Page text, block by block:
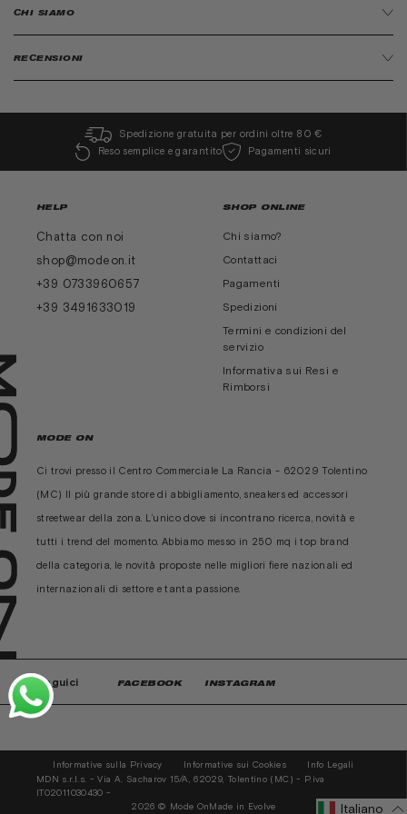
CHI SIAMO
RECENSIONI
Spedizione gratuita per ordini oltre 80 €
Reso semplice e garantito
Pagamenti sicuri
HELP
Chatta con noi
shop@modeon.it
+39 0733960657
+39 3491633019
SHOP ONLINE
Chi siamo?
Contattaci
Pagamenti
Spedizioni
Termini e condizioni del
servizio
Informativa sui Resi e
Rimborsi
MODE ON
Ci trovi presso il Centro Commerciale La Rancia - 62029 Tolentino
(MC) Il più grande store di abbigliamento, sneakers ed accessori
streetwear della zona. L’unico dove si incontrano ricerca, novità e
tutti i trend del momento. Abbiamo messo in 250 mq i top brand
della categoria, le novità proposte nelle migliori fiere nazionali ed
internazionali di settore e tanta passione.
Seguici FACEBOOK INSTAGRAM
Informative sulla Privacy Informative sui Cookies
Info Legali
MDN s.r.l.s. - Via A. Sacharov 15/A, 62029, Tolentino (MC) - P.iva
IT02011030430 -
2026 © Mode OnMade in Evolve Italiano